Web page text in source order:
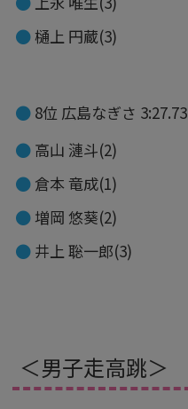
樋上 円蔵(3)
8位 広島なぎさ 3:27.73
高山 漣斗(2)
倉本 竜成(1)
増岡 悠葵(2)
井上 聡一郎(3)
＜男子走高跳＞